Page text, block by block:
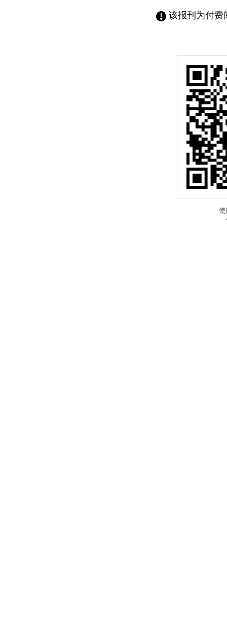
该报刊为付费